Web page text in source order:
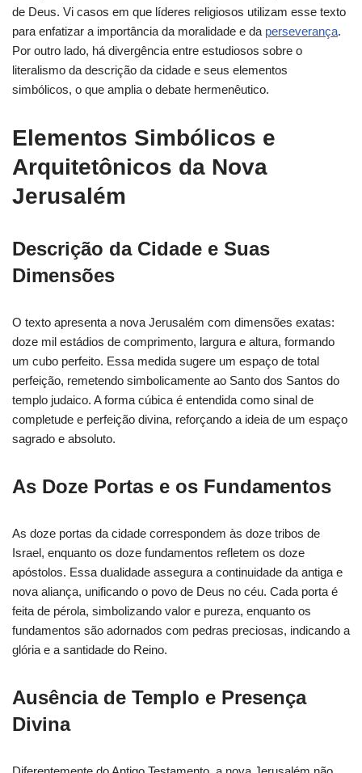
de Deus. Vi casos em que líderes religiosos utilizam esse texto
para enfatizar a importância da moralidade e da perseverança.
Por outro lado, há divergência entre estudiosos sobre o
literalismo da descrição da cidade e seus elementos
simbólicos, o que amplia o debate hermenêutico.
Elementos Simbólicos e
Arquitetônicos da Nova
Jerusalém
Descrição da Cidade e Suas
Dimensões
O texto apresenta a nova Jerusalém com dimensões exatas:
doze mil estádios de comprimento, largura e altura, formando
um cubo perfeito. Essa medida sugere um espaço de total
perfeição, remetendo simbolicamente ao Santo dos Santos do
templo judaico. A forma cúbica é entendida como sinal de
completude e perfeição divina, reforçando a ideia de um espaço
sagrado e absoluto.
As Doze Portas e os Fundamentos
As doze portas da cidade correspondem às doze tribos de
Israel, enquanto os doze fundamentos refletem os doze
apóstolos. Essa dualidade assegura a continuidade da antiga e
nova aliança, unificando o povo de Deus no céu. Cada porta é
feita de pérola, simbolizando valor e pureza, enquanto os
fundamentos são adornados com pedras preciosas, indicando a
glória e a santidade do Reino.
Ausência de Templo e Presença
Divina